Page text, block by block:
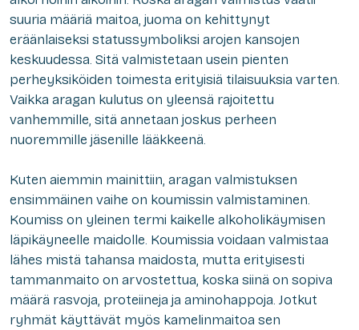
suuria määriä maitoa, juoma on kehittynyt
eräänlaiseksi statussymboliksi arojen kansojen
keskuudessa. Sitä valmistetaan usein pienten
perheyksiköiden toimesta erityisiä tilaisuuksia varten.
Vaikka aragan kulutus on yleensä rajoitettu
vanhemmille, sitä annetaan joskus perheen
nuoremmille jäsenille lääkkeenä.
Kuten aiemmin mainittiin, aragan valmistuksen
ensimmäinen vaihe on koumissin valmistaminen.
Koumiss on yleinen termi kaikelle alkoholikäymisen
läpikäyneelle maidolle. Koumissia voidaan valmistaa
lähes mistä tahansa maidosta, mutta erityisesti
tammanmaito on arvostettua, koska siinä on sopiva
määrä rasvoja, proteiineja ja aminohappoja. Jotkut
ryhmät käyttävät myös kamelinmaitoa sen